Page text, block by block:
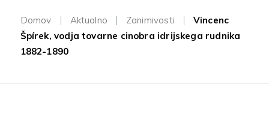
Domov Aktualno Zanimivosti
Vincenc
Špírek, vodja tovarne cinobra idrijskega rudnika
1882-1890